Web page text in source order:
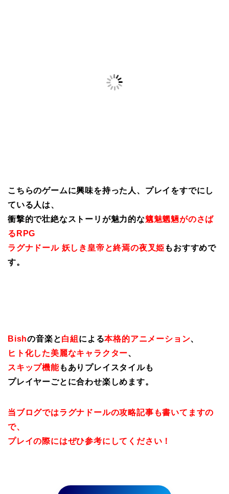
こちらのゲームに興味を持った人、プレイをすでにし
ている人は、
衝撃的で壮絶なストーリが魅力的な魑魅魍魎がのさば
るRPG
ラグナドール 妖しき皇帝と終焉の夜叉姫 もおすすめで
す。
Bishの音楽と白組 による本格的アニメーション、
ヒト化した美麗なキャラクター、
スキップ機能もありプレイスタイルも
プレイヤーごとに合わせ楽しめます。
当ブログではラグナドールの攻略記事も書いてますの
で、
プレイの際にはぜひ参考にしてください！